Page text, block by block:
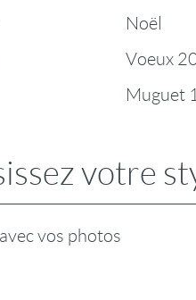
Noël
Voeux
Muguet
votre
vos photos